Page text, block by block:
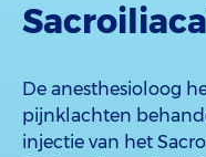
De anesthesioloog
pijnklachten
injectie van het